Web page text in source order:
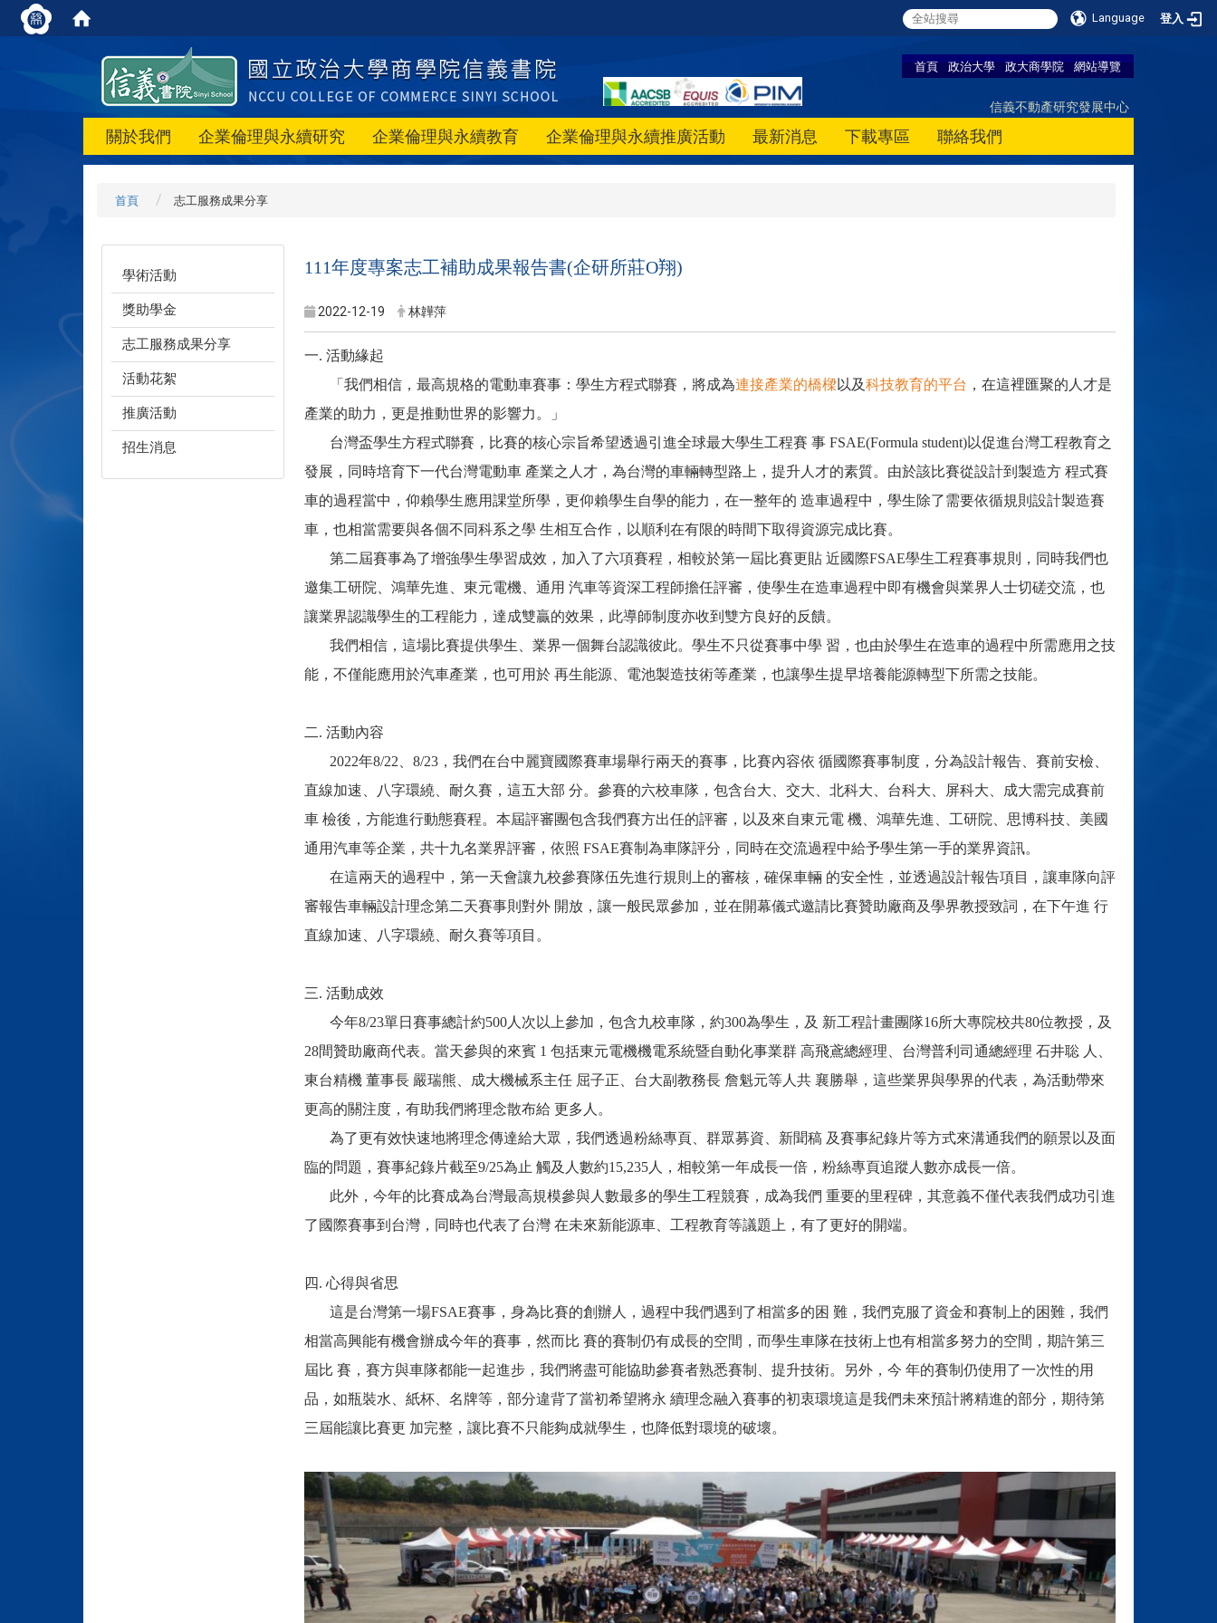
Language 登入
首頁 政治大學 政大商學院 網站導覽
信義不動產研究發展中心
關於我們 企業倫理與永續研究 企業倫理與永續教育 企業倫理與永續推廣活動 最新消息 下載專區 聯絡我們
首頁 志工服務成果分享
學術活動
獎助學金
志工服務成果分享
活動花絮
推廣活動
招生消息
111年度專案志工補助成果報告書(企研所莊O翔)
2022-12-19 林韡萍
一. 活動緣起
「我們相信，最高規格的電動車賽事：學生方程式聯賽，將成為連接產業的橋樑以及科技教育的平台 ，在這裡匯聚的人才是
產業的助力，更是推動世界的影響力。」
台灣盃學生方程式聯賽，比賽的核心宗旨希望透過引進全球最大學生工程賽 事 FSAE(Formula student)以促進台灣工程教育之
發展，同時培育下一代台灣電動車 產業之人才，為台灣的車輛轉型路上，提升人才的素質。由於該比賽從設計到製造方 程式賽
車的過程當中，仰賴學生應用課堂所學，更仰賴學生自學的能力，在一整年的 造車過程中，學生除了需要依循規則設計製造賽
車，也相當需要與各個不同科系之學 生相互合作，以順利在有限的時間下取得資源完成比賽。
第二屆賽事為了增強學生學習成效，加入了六項賽程，相較於第一屆比賽更貼 近國際FSAE學生工程賽事規則，同時我們也
邀集工研院、鴻華先進、東元電機、通用 汽車等資深工程師擔任評審，使學生在造車過程中即有機會與業界人士切磋交流，也
讓業界認識學生的工程能力，達成雙贏的效果，此導師制度亦收到雙方良好的反饋。
我們相信，這場比賽提供學生、業界一個舞台認識彼此。學生不只從賽事中學 習，也由於學生在造車的過程中所需應用之技
能，不僅能應用於汽車產業，也可用於 再生能源、電池製造技術等產業，也讓學生提早培養能源轉型下所需之技能。
二. 活動內容
2022年8/22、8/23，我們在台中麗寶國際賽車場舉行兩天的賽事，比賽內容依 循國際賽事制度，分為設計報告、賽前安檢、
直線加速、八字環繞、耐久賽，這五大部 分。參賽的六校車隊，包含台大、交大、北科大、台科大、屏科大、成大需完成賽前
車 檢後，方能進行動態賽程。本屆評審團包含我們賽方出任的評審，以及來自東元電 機、鴻華先進、工研院、思博科技、美國
通用汽車等企業，共十九名業界評審，依照 FSAE賽制為車隊評分，同時在交流過程中給予學生第一手的業界資訊。
在這兩天的過程中，第一天會讓九校參賽隊伍先進行規則上的審核，確保車輛 的安全性，並透過設計報告項目，讓車隊向評
審報告車輛設計理念第二天賽事則對外 開放，讓一般民眾參加，並在開幕儀式邀請比賽贊助廠商及學界教授致詞，在下午進 行
直線加速、八字環繞、耐久賽等項目。
三. 活動成效
今年8/23單日賽事總計約500人次以上參加，包含九校車隊，約300為學生，及 新工程計畫團隊16所大專院校共80位教授，及
28間贊助廠商代表。當天參與的來賓 1 包括東元電機機電系統暨自動化事業群 高飛鳶總經理、台灣普利司通總經理 石井聡 人、
東台精機 董事長 嚴瑞熊、成大機械系主任 屈子正、台大副教務長 詹魁元等人共 襄勝舉，這些業界與學界的代表，為活動帶來
更高的關注度，有助我們將理念散布給 更多人。
為了更有效快速地將理念傳達給大眾，我們透過粉絲專頁、群眾募資、新聞稿 及賽事紀錄片等方式來溝通我們的願景以及面
臨的問題，賽事紀錄片截至9/25為止 觸及人數約15,235人，相較第一年成長一倍，粉絲專頁追蹤人數亦成長一倍。
此外，今年的比賽成為台灣最高規模參與人數最多的學生工程競賽，成為我們 重要的里程碑，其意義不僅代表我們成功引進
了國際賽事到台灣，同時也代表了台灣 在未來新能源車、工程教育等議題上，有了更好的開端。
四. 心得與省思
這是台灣第一場FSAE賽事，身為比賽的創辦人，過程中我們遇到了相當多的困 難，我們克服了資金和賽制上的困難，我們
相當高興能有機會辦成今年的賽事，然而比 賽的賽制仍有成長的空間，而學生車隊在技術上也有相當多努力的空間，期許第三
屆比 賽，賽方與車隊都能一起進步，我們將盡可能協助參賽者熟悉賽制、提升技術。另外，今 年的賽制仍使用了一次性的用
品，如瓶裝水、紙杯、名牌等，部分違背了當初希望將永 續理念融入賽事的初衷環境這是我們未來預計將精進的部分，期待第
三屆能讓比賽更 加完整，讓比賽不只能夠成就學生，也降低對環境的破壞。